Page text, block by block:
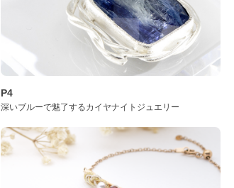
P4
深いブルーで魅了するカイヤナイトジュエリー